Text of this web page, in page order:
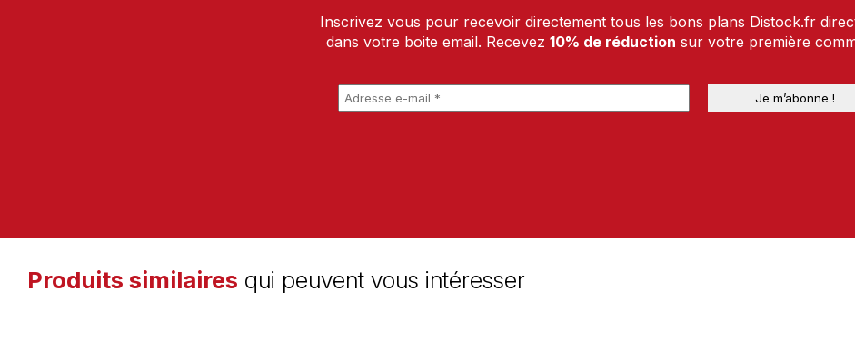
Inscrivez vous pour recevoir directement tous les bons plans Distock.fr
dans votre boite email. Recevez 10% de réduction sur votre première
Produits similaires qui peuvent vous intéresser